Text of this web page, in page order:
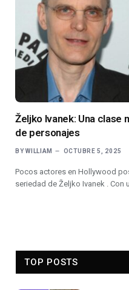
Željko Ivanek: Una
de personajes
BY WILLIAM OCTUBRE 5, 2025
Pocos actores en Hollywood
seriedad de Željko Ivanek . Con
TOP POSTS